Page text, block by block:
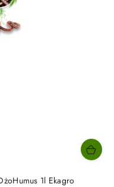
1l Ekagro